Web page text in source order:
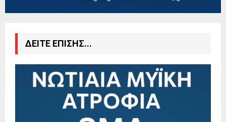
ΔΕΙΤΕ ΕΠΙΣΗΣ...